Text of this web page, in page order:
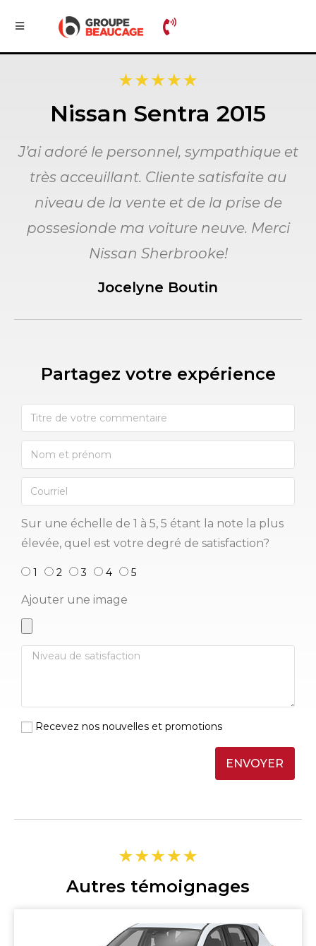
Nissan Sentra 2015
J’ai adoré le personnel, sympathique et
très acceuillant. Cliente satisfaite au
niveau de la vente et de la prise de
possesionde ma voiture neuve. Merci
Nissan Sherbrooke!
Jocelyne Boutin
Partagez votre expérience​
Sur une échelle de 1 à 5, 5 étant la note la plus
élevée, quel est votre degré de satisfaction?
1 2 3 4 5
Ajouter une image
Recevez nos nouvelles et promotions
ENVOYER
Autres témoignages